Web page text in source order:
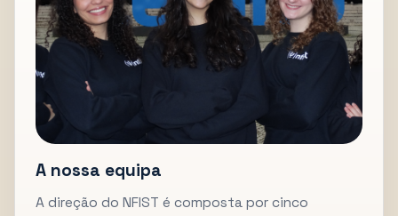
A nossa equipa
A direção do NFIST é composta por cinco